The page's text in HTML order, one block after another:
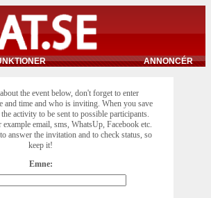
ANNONCÉR
the event below, don't forget to enter
and time and who is inviting. When you save
activity to be sent to possible participants.
email, sms, WhatsUp, Facebook etc.
answer the invitation and to check status, so
keep it!
Emne: